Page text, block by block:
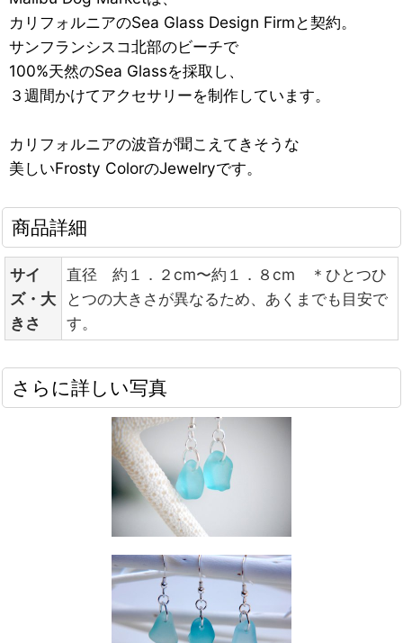
カリフォルニアのSea Glass Design Firmと契約。
サンフランシスコ北部のビーチで
100%天然のSea Glassを採取し、
３週間かけてアクセサリーを制作しています。
カリフォルニアの波音が聞こえてきそうな
美しいFrosty ColorのJewelryです。
商品詳細
サイ
ズ・大
きさ
直径 約１．２cm〜約１．８cm ＊ひとつひ
とつの大きさが異なるため、あくまでも目安で
す。
さらに詳しい写真